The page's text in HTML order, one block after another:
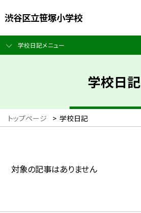
渋谷区立笹塚小学校
学校日記メニュー
学校日記
トップページ > 学校日記
対象の記事はありません